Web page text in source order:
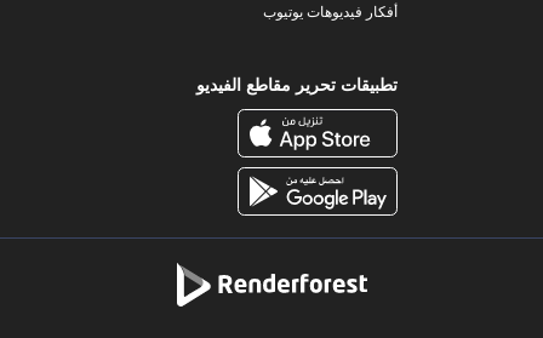
أفكار فيديوهات يوتيوب
تطبيقات تحرير مقاطع الفيديو